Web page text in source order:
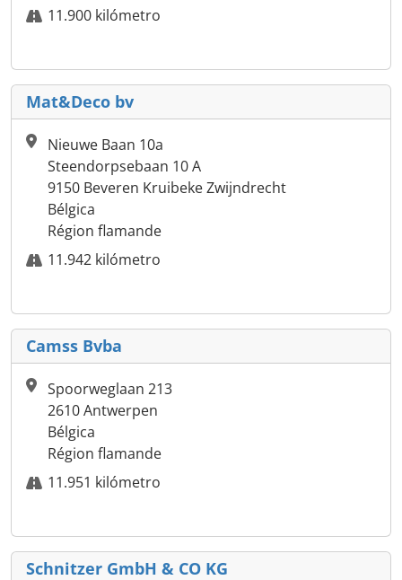
11.900 kilómetro
Mat&Deco bv
Nieuwe Baan 10a
Steendorpsebaan 10 A
9150 Beveren Kruibeke Zwijndrecht
Bélgica
Région flamande
11.942 kilómetro
Camss Bvba
Spoorweglaan 213
2610 Antwerpen
Bélgica
Région flamande
11.951 kilómetro
Schnitzer GmbH & CO KG